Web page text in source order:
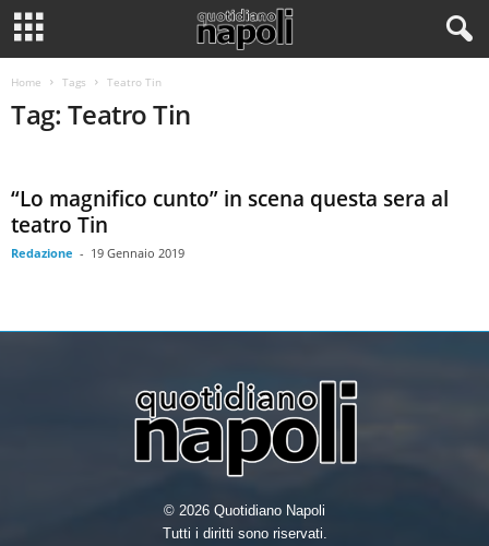
Home Tags Teatro Tin
Tag: Teatro Tin
“Lo magnifico cunto” in scena questa sera al
teatro Tin
Redazione - 19 Gennaio 2019
© 2026 Quotidiano Napoli
Tutti i diritti sono riservati.